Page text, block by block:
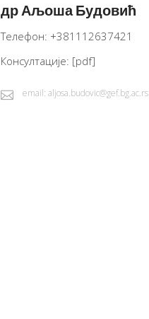
др Аљоша Будовић
Телефон: +381112637421
Консултације: [pdf]
email: aljosa.budovic@gef.bg.ac.rs